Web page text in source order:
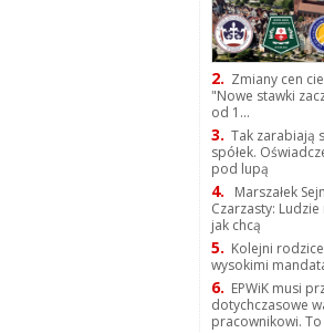
2. Zmiany cen
"Nowe stawki
od 1...
3. Tak zarabiają
spółek.
pod lupą
4.
Marszałek
Czarzasty:
jak chcą
5. Kolejni
wysokimi
6. EPWiK musi
dotychczasowe
pracownikowi. To